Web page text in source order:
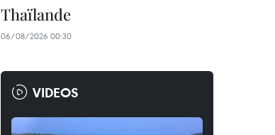
Thaïlande
06/08/2026 00:30
VIDEOS